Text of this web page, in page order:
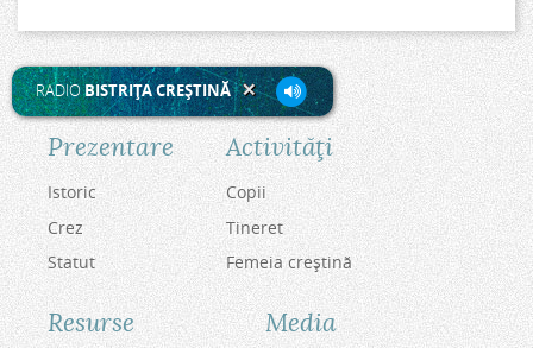
.
I
O
A
R
A
M
A
RADIOBISTRIŢA CREŞTINĂ
Prezentare
Istoric
Crez
Statut
Activităţi
Copii
Tineret
Femeia creştină
Resurse Media